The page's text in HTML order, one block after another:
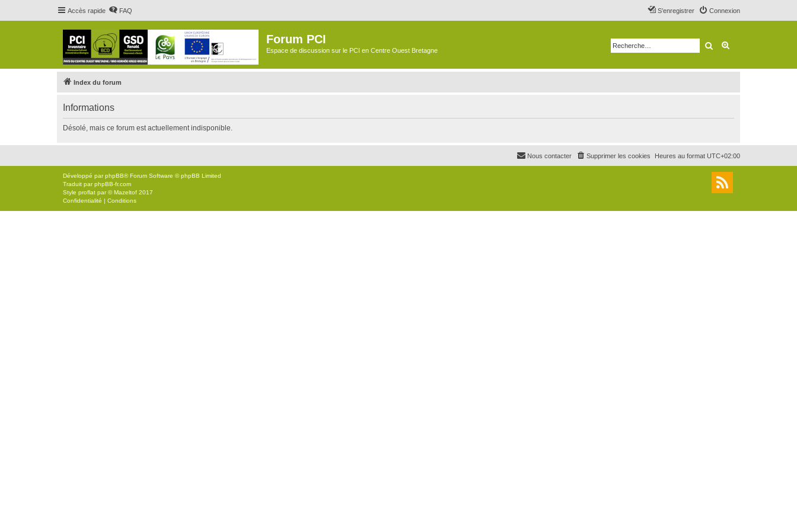
Accès rapide FAQ Connexion
S’enregistrer
Forum PCI
Espace de discussion sur le PCI en Centre Ouest Bretagne Rechercher
Index du forum
Informations
Désolé, mais ce forum est actuellement indisponible.
Heures au format UTC+02:00
Supprimer les cookies
Nous contacter
Développé parphpBB® Forum Software © phpBB Limited
Traduit parphpBB-fr.com
Style proflat par ©Mazeltof 2017
Confidentialité | Conditions